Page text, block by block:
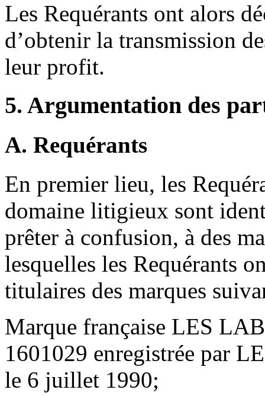
Les Requérants ont alors
d’obtenir la transmission
leur profit.
5. Argumentation des
A. Requérants
En premier lieu, les
domaine litigieux sont
prêter à confusion, à des
lesquelles les Requérants
titulaires des marques
Marque française LES
1601029 enregistrée par
le 6 juillet 1990;